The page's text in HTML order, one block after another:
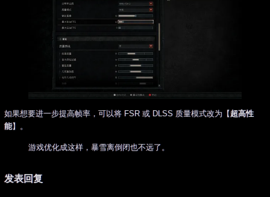
如果想要进一步提高帧率，可以将 FSR 或 DLSS 质量模式改为【超高性
能】。
游戏优化成这样，暴雪离倒闭也不远了。
发表回复